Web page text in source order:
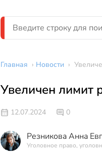
Главная › Новости ›
Увеличен лимит
12.07.2024 0
Резникова Анна
Уголовное право,